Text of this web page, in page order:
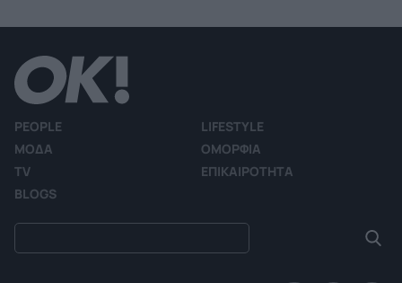
PEOPLE
LIFESTYLE
ΜΟΔΑ
ΟΜΟΡΦΙΑ
TV
ΕΠΙΚΑΙΡΟΤΗΤΑ
BLOGS